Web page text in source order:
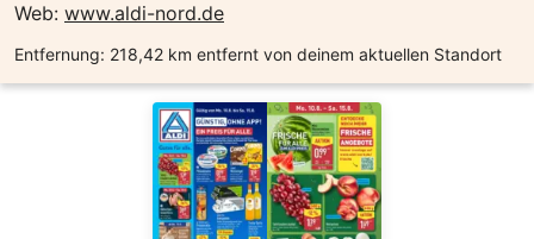
Web: www.aldi-nord.de
Entfernung: 218,42 km entfernt von deinem aktuellen Standort